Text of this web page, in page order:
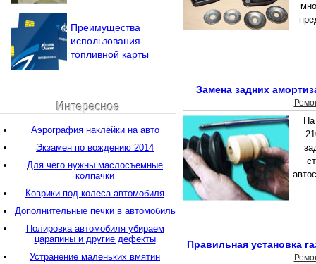
Замена задних
Правильная установка
Преимущества
использования
топливной карты
Интересное
Аэрография наклейки на авто
Экзамен по вождению 2014
Для чего нужны маслосъемные
колпачки
Коврики под колеса автомобиля
Дополнительные печки в автомобиль
Полировка автомобиля убираем
царапины и другие дефекты
Устранение маленьких вмятин